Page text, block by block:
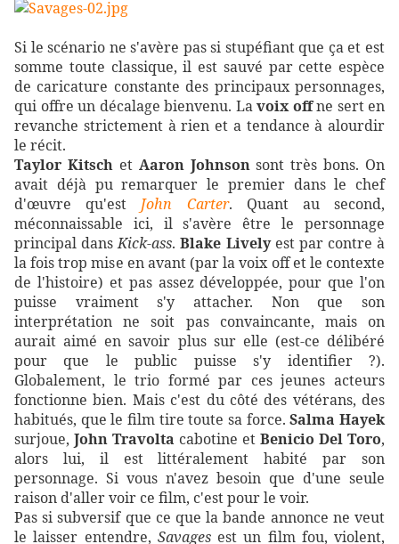
Si le scénario ne s'avère pas si stupéfiant que ça et est
somme toute classique, il est sauvé par cette espèce
de caricature constante des principaux personnages,
qui offre un décalage bienvenu. Lavoix offne sert en
revanche strictement à rien et a tendance à alourdir
le récit.
Taylor Kitsch et Aaron Johnsonsont très bons. On
avait déjà pu remarquer le premier dans le chef
d'œuvre qu'est John Carter. Quant au second,
méconnaissable ici, il s'avère être le personnage
principal dansKick-ass.Blake Livelyest par contre à
la fois trop mise en avant (par la voix off et le contexte
de l'histoire) et pas assez développée, pour que l'on
puisse vraiment s'y attacher. Non que son
interprétation ne soit pas convaincante, mais on
aurait aimé en savoir plus sur elle (est-ce délibéré
pour que le public puisse s'y identifier ?).
Globalement, le trio formé par ces jeunes acteurs
fonctionne bien. Mais c'est du côté des vétérans, des
habitués, que le film tire toute sa force.Salma Hayek
surjoue, John Travolta cabotine et Benicio Del Toro,
alors lui, il est littéralement habité par son
personnage. Si vous n'avez besoin que d'une seule
raison d'aller voir ce film, c'est pour le voir.
Pas si subversif que ce que la bande annonce ne veut
le laisser entendre, Savagesest un film fou, violent,